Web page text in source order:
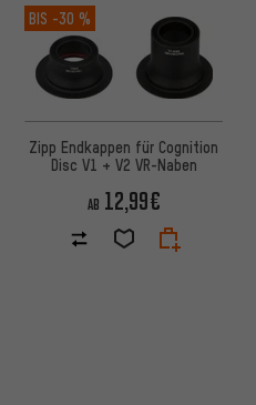
BIS -30 %
Zipp Endkappen für Cognition
Disc V1 + V2 VR-Naben
AB 12,99€